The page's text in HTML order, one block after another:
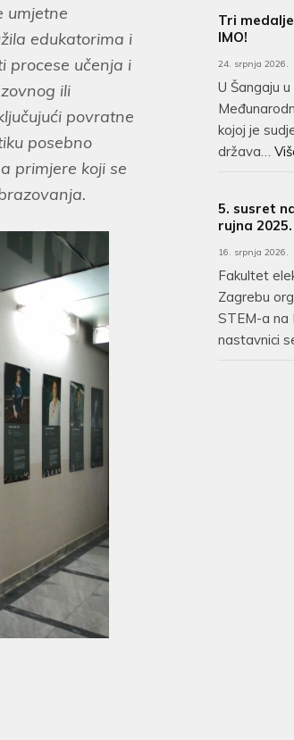
umjetne
edukatorima i
procese učenja i
ili
povratne
posebno
primjere koji se
Tri
IMO!
24. srpnja 2026.
U Šangaju
kojoj je
država…
5. susret
rujna 2025.
16. srpnja 2026.
Fakultet
Zagrebu
STEM-a na
nastavnici